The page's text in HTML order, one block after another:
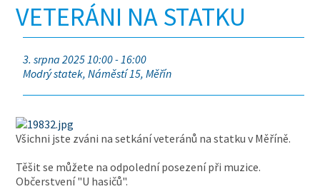
VETERÁNI NA STATKU
3. srpna 2025 10:00 - 16:00
Modrý statek, Náměstí 15, Měřín
Všichni jste zváni na setkání veteránů na statku v Měříně.
Těšit se můžete na odpolední posezení při muzice.
Občerstvení "U hasičů".